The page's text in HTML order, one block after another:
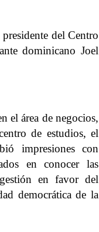
del Centro
dominicano Joel
el área de negocios,
de estudios, el
impresiones con
en conocer las
en favor del
democrática de la